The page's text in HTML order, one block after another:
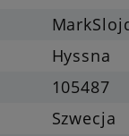
Hyssna
105487
Szwecja